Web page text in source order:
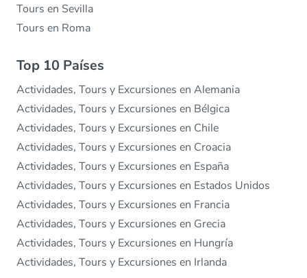
Tours en Sevilla
Tours en Roma
Top 10 Países
Actividades, Tours y Excursiones en Alemania
Actividades, Tours y Excursiones en Bélgica
Actividades, Tours y Excursiones en Chile
Actividades, Tours y Excursiones en Croacia
Actividades, Tours y Excursiones en España
Actividades, Tours y Excursiones en Estados Unidos
Actividades, Tours y Excursiones en Francia
Actividades, Tours y Excursiones en Grecia
Actividades, Tours y Excursiones en Hungría
Actividades, Tours y Excursiones en Irlanda